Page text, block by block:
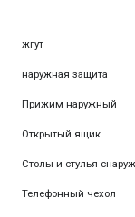
жгут
наружная защита
Прижим наружный
Открытый ящик
Столы и стулья
Телефонный чехол